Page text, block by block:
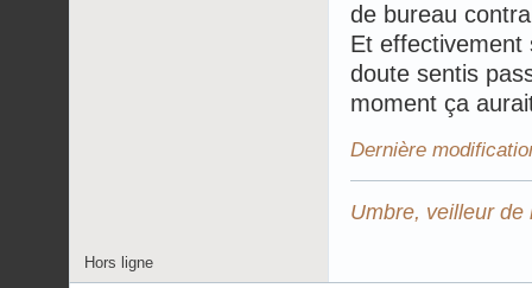
de bureau
Et effectivement
doute sentis
moment ça
Dernière
Umbre, veilleur
Hors ligne